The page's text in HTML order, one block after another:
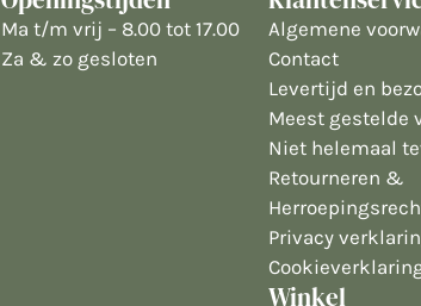
Ma t/m vrij – 8.00 tot 17.00
Za & zo gesloten
Algemene
Contact
Levertijd en
Meest gestelde
Niet helemaal
Retourneren &
Privacy
Winkel